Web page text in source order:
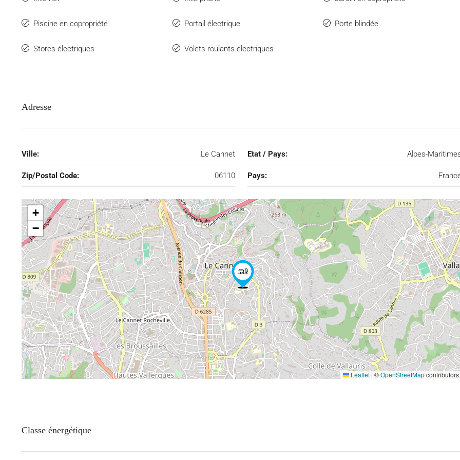
Piscine en copropriété Portail électrique Porte blindée
Stores électriques Volets roulants électriques
Adresse
Ville: Le Cannet Etat / Pays: Alpes-
Zip/Postal Code: 06110 Pays:
+
−
Leaflet| ©OpenStreetMapcontributors
Classe énergétique